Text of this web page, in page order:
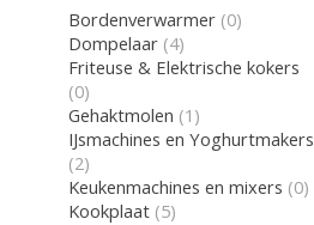
Bordenverwarmer (0)
Dompelaar (4)
Friteuse & Elektrische kokers
(0)
Gehaktmolen (1)
IJsmachines en Yoghurtmakers
(2)
Keukenmachines en mixers (0)
Kookplaat (5)